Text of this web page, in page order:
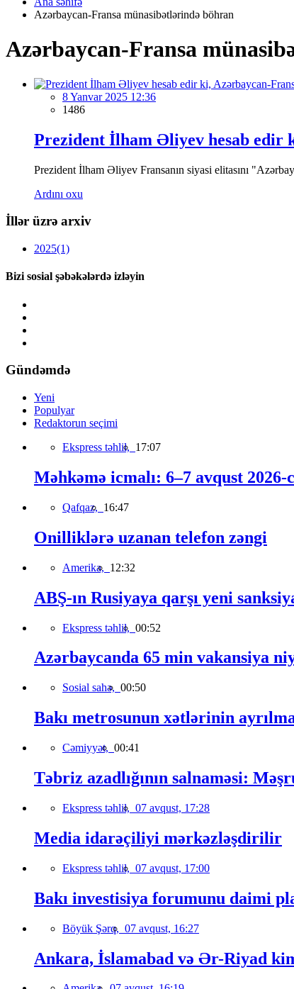
Azərbaycan-Fransa münasibətlərində böhran
Azərbaycan-Fransa
8 Yanvar 2025 12:36
1486
Prezident İlham Əliyev hesab edir
Prezident İlham Əliyev Fransanın siyasi elitasını
Ardını oxu
İllər üzrə arxiv
2025(1)
Bizi sosial şəbəkələrdə izləyin
Gündəmdə
Yeni
Populyar
Redaktorun seçimi
Ekspress təhlil, 17:07
Məhkəmə icmalı: 6–7 avqust 2026-
Qafqaz, 16:47
Onilliklərə uzanan telefon zəngi
Amerika, 12:32
ABŞ-ın Rusiyaya qarşı yeni
Ekspress təhlil, 00:52
Azərbaycanda 65 min vakansiya
Sosial sahə, 00:50
Bakı metrosunun xətlərinin
Cəmiyyət, 00:41
Təbriz azadlığının salnaməsi:
Ekspress təhlil, 07 avqust, 17:28
Media idarəçiliyi mərkəzləşdirilir
Ekspress təhlil, 07 avqust, 17:00
Bakı investisiya forumunu daimi
Böyük Şərq, 07 avqust, 16:27
Ankara, İslamabad və Ər-Riyad